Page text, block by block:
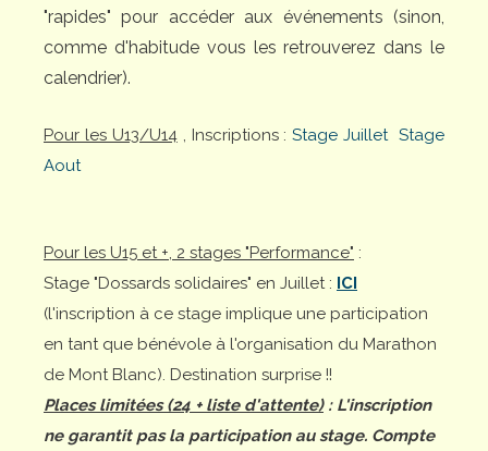
"rapides" pour accéder aux événements (sinon,
comme d'habitude vous les retrouverez dans le
calendrier).
Pour les U13/U14, Inscriptions :Stage Juillet Stage
Aout
Pour les U15 et +, 2 stages "Performance" :
Stage "Dossards solidaires" en Juillet : ICI
(l'inscription à ce stage implique une participation
en tant que bénévole à l'organisation du Marathon
de Mont Blanc). Destination surprise !!
Places limitées (24 + liste d'attente): L'inscription
ne garantit pas la participation au stage. Compte